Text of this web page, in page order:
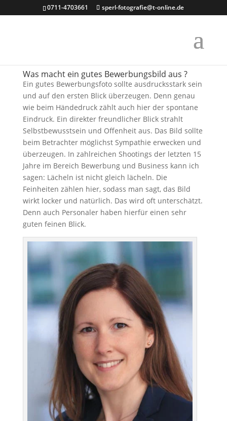
0711-4703661 sperl-fotografie@t-online.de
Was macht ein gutes Bewerbungsbild aus ?
Ein gutes Bewerbungsfoto sollte ausdrucksstark sein
und auf den ersten Blick überzeugen. Denn genau
wie beim Händedruck zählt auch hier der spontane
Eindruck. Ein direkter freundlicher Blick strahlt
Selbstbewusstsein und Offenheit aus. Das Bild sollte
beim Betrachter möglichst Sympathie erwecken und
überzeugen. In zahlreichen Shootings der letzten 15
Jahre im Bereich Bewerbung und Business kann ich
sagen: Lächeln ist nicht gleich lächeln. Die
Feinheiten zählen hier, sodass man sagt, das Bild
wirkt locker und natürlich. Das wird oft unterschätzt.
Denn auch Personaler haben hierfür einen sehr
guten feinen Blick.